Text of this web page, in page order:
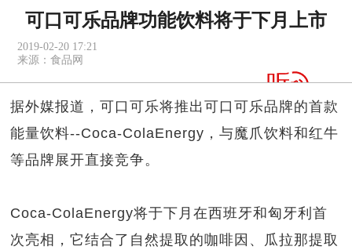
可口可乐品牌功能饮料将于下月上市
2019-02-20 17:21
来源：食品网
据外媒报道，可口可乐将推出可口可乐品牌的首款
能量饮料--Coca-ColaEnergy，与魔爪饮料和红牛
等品牌展开直接竞争。
Coca-ColaEnergy将于下月在西班牙和匈牙利首
次亮相，它结合了自然提取的咖啡因、瓜拉那提取